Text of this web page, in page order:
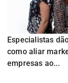
Especialistas
como aliar
empresas ao...